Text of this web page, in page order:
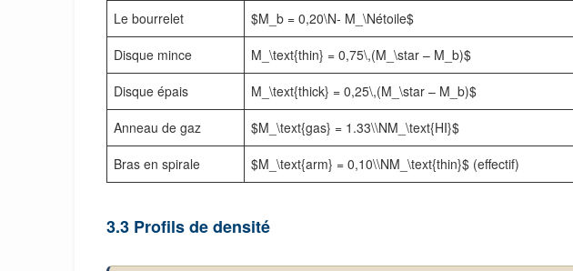
Le bourrelet $M_b = 0,20\N- M_\Nétoile$
Disque mince
M_\text{thin} = 0,75\,(M_\star – M_b)$
Disque épais
M_\text{thick} = 0,25\,(M_\star – M_b)$
Anneau de gaz
$M_\text{gas} = 1.33\\NM_\text{HI}$
Bras en spirale
$M_\text{arm} = 0,10\\NM_\text{thin}$ (effectif)
3.3 Profils de densité